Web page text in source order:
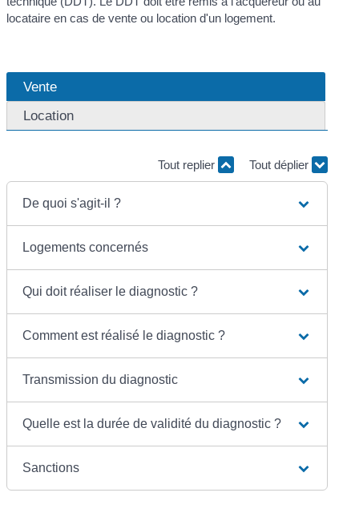
locataire en cas de vente ou location d'un logement.
Vente
Location
Tout replier Tout déplier
De quoi s'agit-il ?
Logements concernés
Qui doit réaliser le diagnostic ?
Comment est réalisé le diagnostic ?
Transmission du diagnostic
Quelle est la durée de validité du diagnostic ?
Sanctions